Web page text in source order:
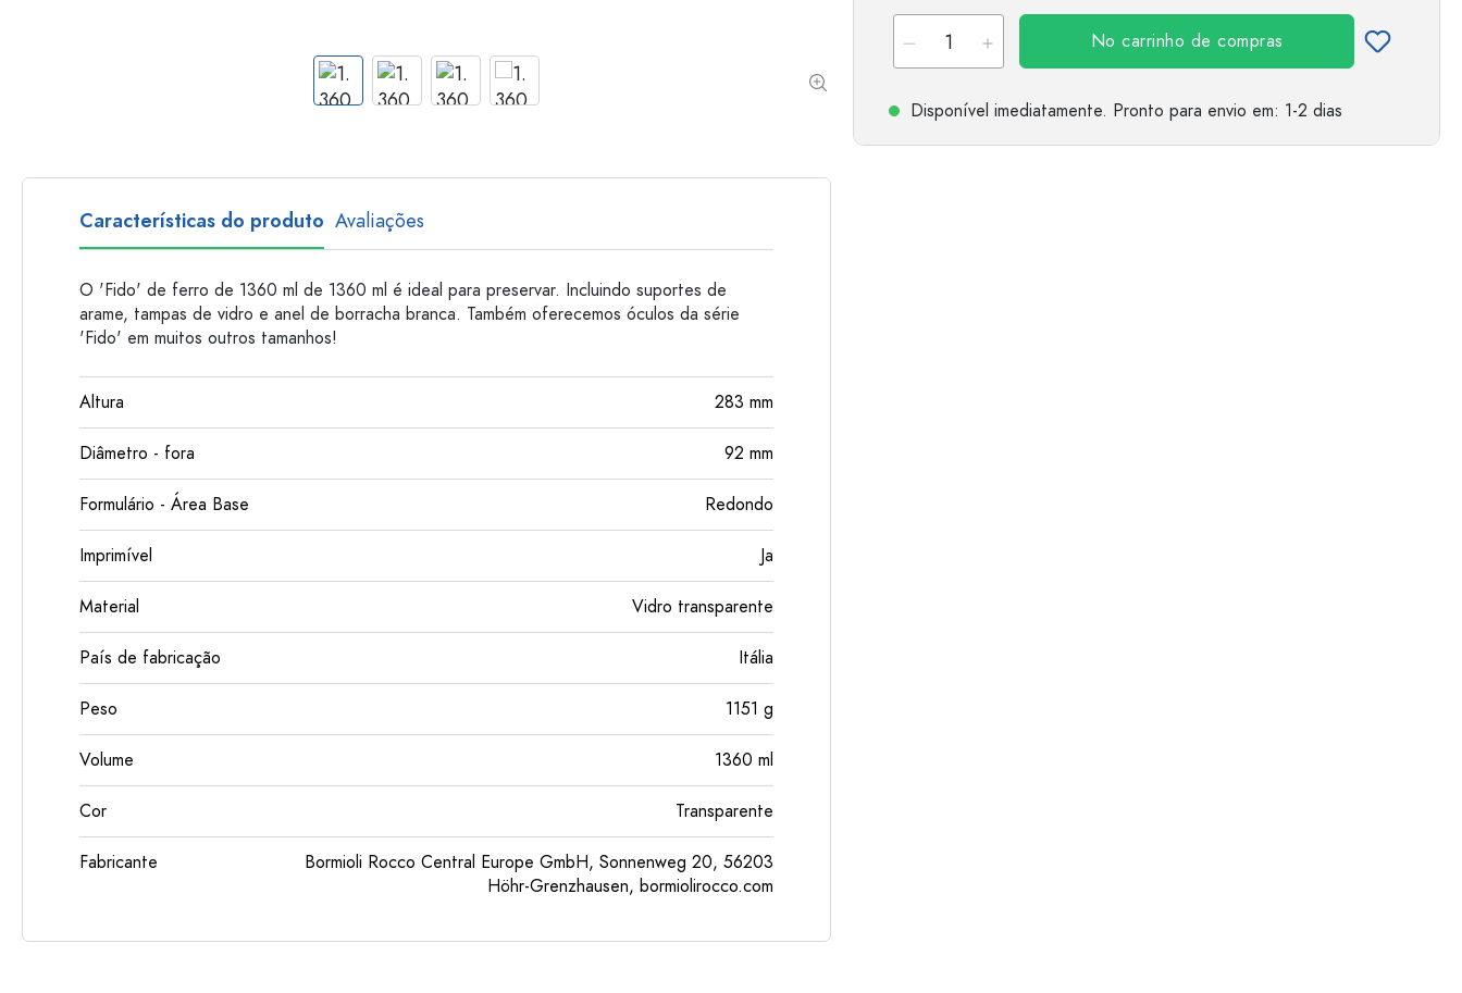
No carrinho de compras
Disponível imediatamente. Pronto para envio em: 1-2 dias
Características do produto Avaliações
O 'Fido' de ferro de 1360 ml de 1360 ml é ideal para preservar. Incluindo suportes de
arame, tampas de vidro e anel de borracha branca. Também oferecemos óculos da série
'Fido' em muitos outros tamanhos!
Altura 283 mm
Diâmetro - fora 92 mm
Formulário - Área Base Redondo
Imprimível Ja
Material Vidro transparente
País de fabricação Itália
Peso 1151 g
Volume 1360 ml
Cor Transparente
Fabricante
Bormioli Rocco Central Europe GmbH, Sonnenweg 20, 56203
Höhr-Grenzhausen, bormiolirocco.com